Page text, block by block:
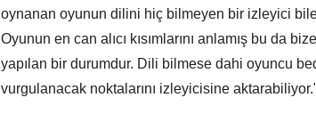
oynanan oyunun dilini hiç bilmeyen bir izleyici
Oyunun en can alıcı kısımlarını anlamış bu da
yapılan bir durumdur. Dili bilmese dahi oyuncu
vurgulanacak noktalarını izleyicisine